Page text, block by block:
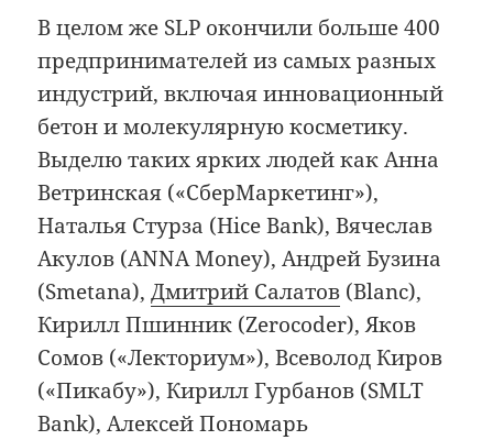
В целом же SLP окончили больше 400
предпринимателей из самых разных
индустрий, включая инновационный
бетон и молекулярную косметику.
Выделю таких ярких людей как Анна
Ветринская («СберМаркетинг»),
Наталья Стурза (Hice Bank), Вячеслав
Акулов (ANNA Money), Андрей Бузина
(Smetana),Дмитрий Салатов (Blanc),
Кирилл Пшинник (Zerocoder), Яков
Сомов («Лекториум»), Всеволод Киров
(«Пикабу»), Кирилл Гурбанов (SMLT
Bank), Алексей Пономарь